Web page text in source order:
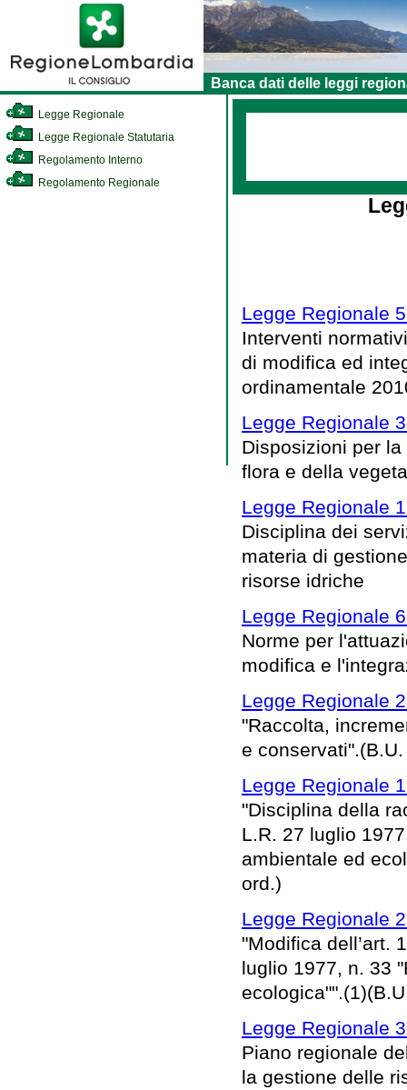
Banca dati delle leggi
Legge Regionale
Legge Regionale Statutaria
Regolamento Interno
Regolamento Regionale
Legge Regionale
Interventi
di modifica ed
ordinamentale
Legge Regionale
Disposizioni per
flora e della
Legge Regionale
Disciplina dei
materia di
risorse idriche
Legge Regionale
Norme per
modifica e
Legge Regionale
"Raccolta,
e
Legge Regionale
"Disciplina della
L.R. 27 luglio
ambientale ed
ord.)
Legge Regionale
"Modifica dell’art.
luglio 1977, n. 33
Legge Regionale
Piano regionale
la gestione delle